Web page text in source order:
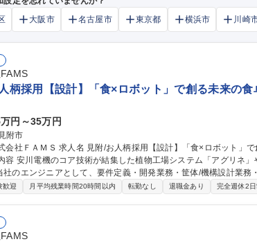
大阪市 名古屋市 東京都 横浜市 川崎
柄採用【設計】「食×ロボット」で創る未来の
円～35万円
附市
【設計】「食×ロボット」で創る未来の食卓/安川電機100%子会
社のエンジニアとして、要件定義・開発業務・筐体/機構設計業務
/お人柄採用【設計】「食×ロボット」で創る未来の食卓/安川電機
歓迎 月平均残業時間20時間以内 転勤なし 退職金あり 完全週休2日